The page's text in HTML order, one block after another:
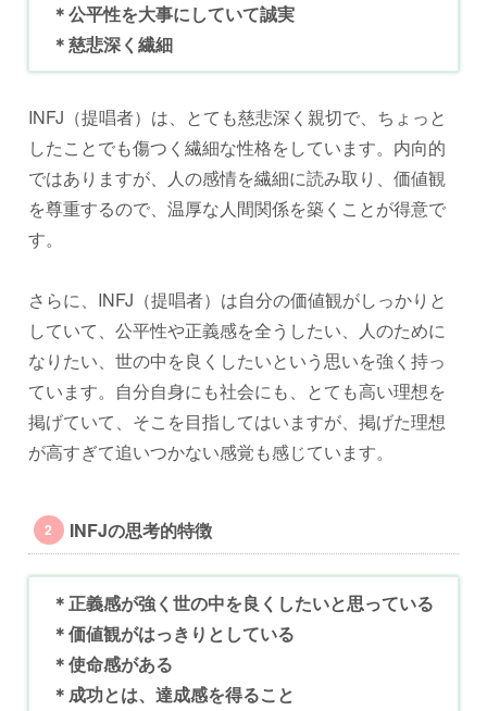
＊公平性を大事にしていて誠実
＊慈悲深く繊細
INFJ（提唱者）は、とても慈悲深く親切で、ちょっと
したことでも傷つく繊細な性格をしています。内向的
ではありますが、人の感情を繊細に読み取り、価値観
を尊重するので、温厚な人間関係を築くことが得意で
す。
さらに、INFJ（提唱者）は自分の価値観がしっかりと
していて、公平性や正義感を全うしたい、人のために
なりたい、世の中を良くしたいという思いを強く持っ
ています。自分自身にも社会にも、とても高い理想を
掲げていて、そこを目指してはいますが、掲げた理想
が高すぎて追いつかない感覚も感じています。
INFJの思考的特徴
＊正義感が強く世の中を良くしたいと思っている
＊価値観がはっきりとしている
＊使命感がある
＊成功とは、達成感を得ること